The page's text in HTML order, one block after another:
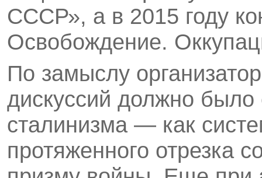
СССР», а в 2015 году
Освобождение.
По замыслу
дискуссий должно
сталинизма — как
протяженного отрезка